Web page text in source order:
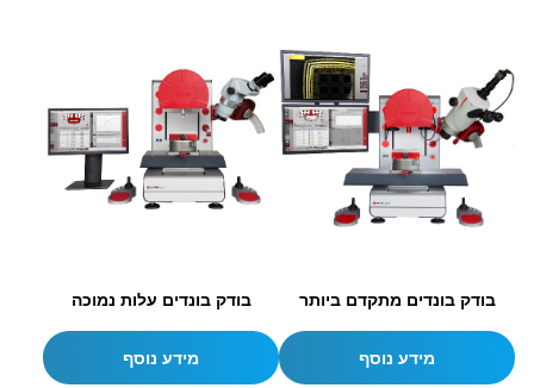
בודק בונדים עלות נמוכה
מידע נוסף
בודק בונדים מתקדם ביותר
מידע נוסף